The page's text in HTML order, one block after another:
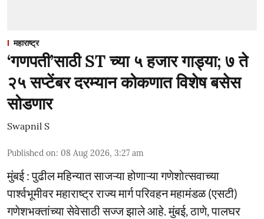
महाराष्ट्र
‘गणपती’साठी ST च्या ५ हजार गाड्या; ७ ते
२५ सप्टेंबर दरम्यान कोकणात विशेष बसेस
सोडणार
Swapnil S
Published on: 08 Aug 2026, 3:27 am
मुंबई : पुढील महिन्यात साजऱ्या होणाऱ्या गणेशोत्सवाच्या
पार्श्वभूमीवर महाराष्ट्र राज्य मार्ग परिवहन महामंडळ (एसटी)
गणेशभक्तांच्या सेवेसाठी सज्ज झाले आहे. मुंबई, ठाणे, पालघर